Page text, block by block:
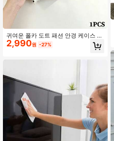
귀여운 폴카 도트 패션 안경 케이스 클
리닝 천 포함, 휴대용 PU 가죽 안경 파
우치 스냅 클로저 (1개)
2,990원 -27%